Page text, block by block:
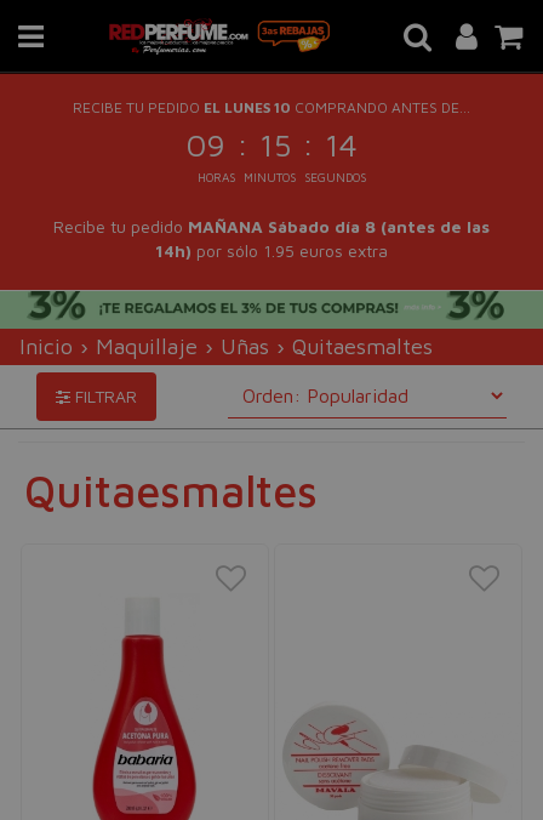
RECIBE TU PEDIDO EL LUNES 10 COMPRANDO ANTES DE...
09 : 15 : 13
HORAS MINUTOS SEGUNDOS
Recibe tu pedido MAÑANA Sábado día 8 (antes de las
14h) por sólo 1.95 euros extra
Inicio › Maquillaje › Uñas › Quitaesmaltes
FILTRAR
Quitaesmaltes